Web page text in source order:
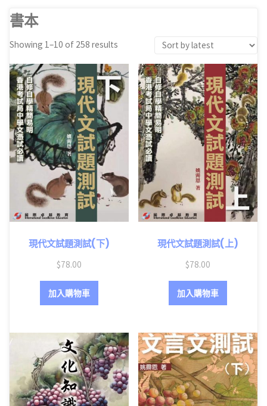
書本
Showing 1–10 of 258 results
現代文試題測試(下)
$78.00
加入購物車
現代文試題測試(上)
$78.00
加入購物車